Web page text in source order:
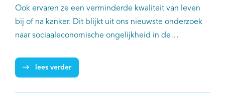
Ook ervaren ze een verminderde kwaliteit van leven
bij of na kanker. Dit blijkt uit ons nieuwste onderzoek
naar sociaaleconomische ongelijkheid in de
gepresenteerd en toegelicht tijdens het IKNL-
symposium "Gezondheidsverschillen bij kanker in
lees verder